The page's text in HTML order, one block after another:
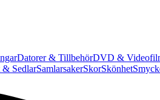
Datorer & TillbehörDVD &
SedlarSamlarsakerSkorSkönhet